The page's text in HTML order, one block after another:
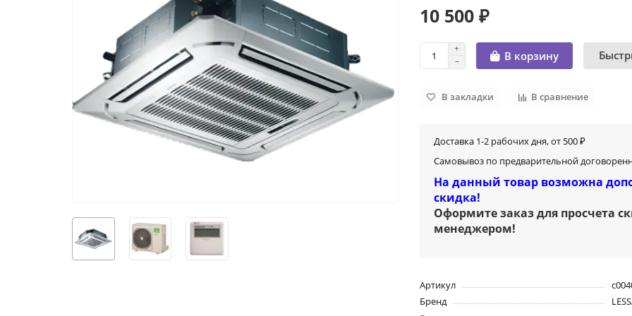
10 500 ₽
В корзину
В закладки В сравнение
Доставка 1-2 рабочих дня, от 500 ₽
Самовывоз по предварительной
На данный товар возможна
скидка!
Оформите заказ для просчета
менеджером!
Артикул
Бренд